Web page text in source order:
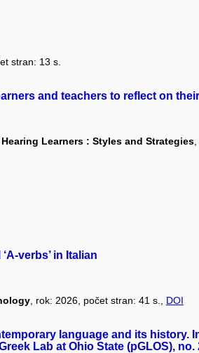
stran: 13 s.
and teachers to reflect on
Learners : Styles and Strategies
verbs’ in Italian
, rok: 2026, počet stran: 41 s., DOI
language and its history.
Lab at Ohio State (pGLOS),